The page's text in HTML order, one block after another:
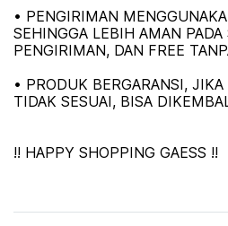
• PENGIRIMAN
SEHINGGA LEBIH AMAN PADA
PENGIRIMAN, DAN FREE
• PRODUK BERGARANSI,
TIDAK SESUAI, BISA
!! HAPPY SHOPPING GAESS !!